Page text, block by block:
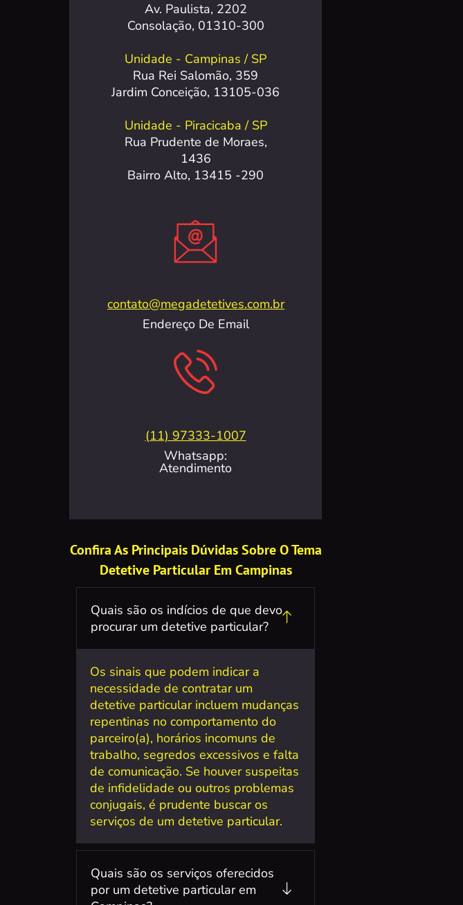
Av. Paulista, 2202
Consolação, 01310-300
Unidade - Campinas / SP
Rua Rei Salomão, 359
Jardim Conceição, 13105-036
Unidade - Piracicaba / SP
Rua Prudente de Moraes,
1436
Bairro Alto, 13415 -290
contato@megadetetives.com.br
Endereço De Email
(11) 97333-1007
Whatsapp:
Atendimento
Confira As Principais Dúvidas Sobre O Tema
Detetive Particular Em Campinas
Quais são os indícios de que devo
procurar um detetive particular?
Os sinais que podem indicar a
necessidade de contratar um
detetive particular incluem mudanças
repentinas no comportamento do
parceiro(a), horários incomuns de
trabalho, segredos excessivos e falta
de comunicação. Se houver suspeitas
de infidelidade ou outros problemas
conjugais, é prudente buscar os
serviços de um detetive particular.
Quais são os serviços oferecidos
por um detetive particular em